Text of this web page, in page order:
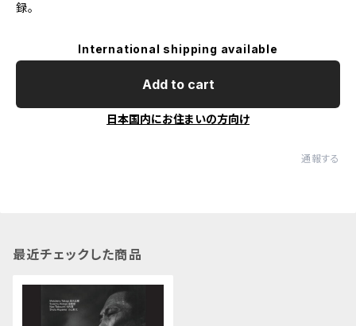
録。
International shipping available
Add to cart
日本国内にお住まいの方向け
通報する
最近チェックした商品